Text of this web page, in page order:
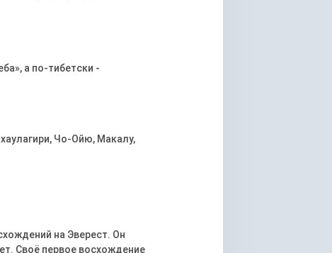
а по-тибетски -
Чо-Ойю, Макалу,
на Эверест. Он
Своё первое восхождение